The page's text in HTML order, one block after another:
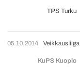
TPS Turku
05.10.2014
KuPS Kuopio
Veikkausliiga